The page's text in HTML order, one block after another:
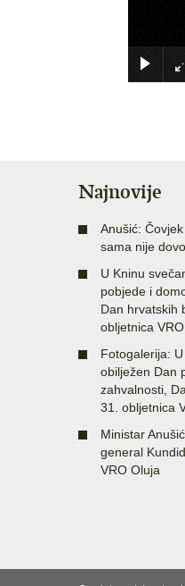
Najnovije
Anušić:
sama nije
U Kninu
pobjede i
Dan hrvatskih
obljetnica
Fotogalerija:
obilježen Dan
zahvalnosti,
31. obljetnica
Ministar
general
VRO Oluja